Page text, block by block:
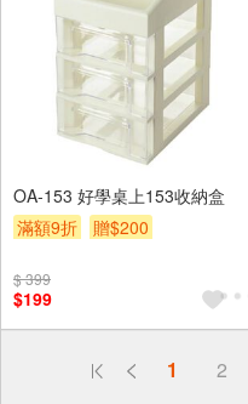
OA-153 好學桌上153收納盒
滿額9折
贈$200
$ 399
$199
1 2
偏遠地區配送